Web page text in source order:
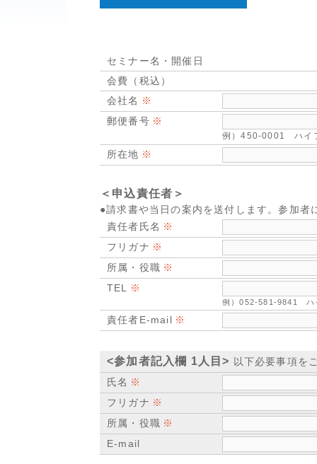
セミナー名・開催日
会費（税込）
会社名
郵便番号
例）450-0001 ハイ
所在地
＜申込責任者＞
●請求書や当日の案内を送付します。参加者
責任者氏名
フリガナ
所属・役職
TEL
例）052-581-9841 ハ
責任者E-mail
<参加者記入欄 1人目> 以下必要事項を
氏名
フリガナ
所属・役職
E-mail